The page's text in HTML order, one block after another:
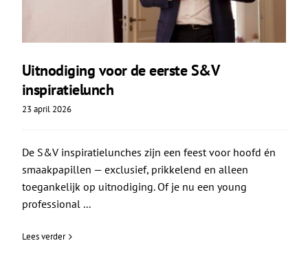
Uitnodiging voor de eerste S&V
inspiratielunch
23 april 2026
De S&V inspiratielunches zijn een feest voor hoofd én
smaakpapillen — exclusief, prikkelend en alleen
toegankelijk op uitnodiging. Of je nu een young
professional ...
Lees verder